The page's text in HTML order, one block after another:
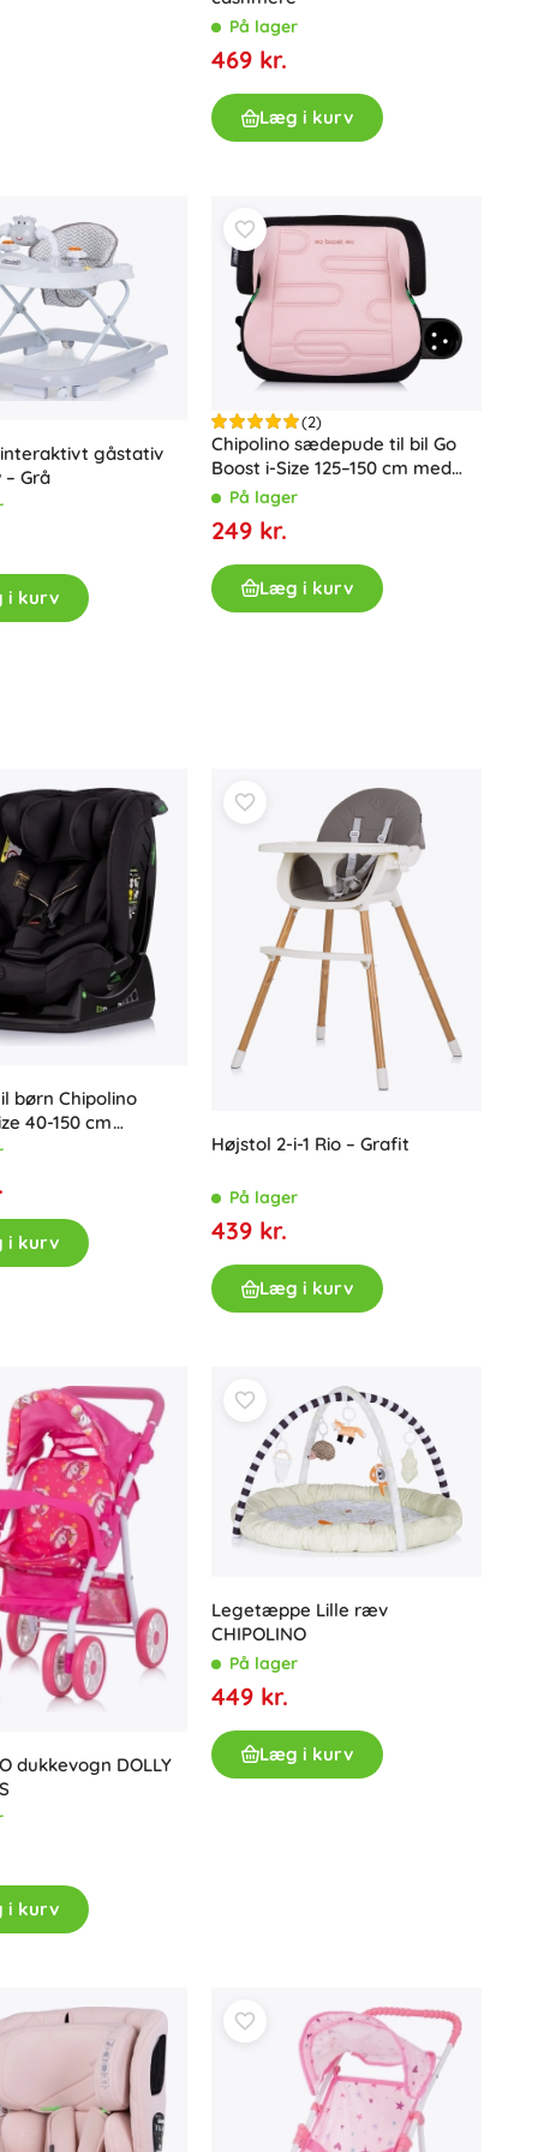
På lager
469 kr.
Læg i kurv
gåstativ
Grå
i kurv
(2)
Chipolino sædepude til bil Go
Boost i-Size 125–150 cm med
Isofix Powder Pink
På lager
249 kr.
Læg i kurv
børn Chipolino
40-150 cm
i kurv
Højstol 2-i-1 Rio – Grafit
På lager
439 kr.
Læg i kurv
dukkevogn DOLLY
i kurv
Legetæppe Lille ræv
CHIPOLINO
På lager
449 kr.
Læg i kurv